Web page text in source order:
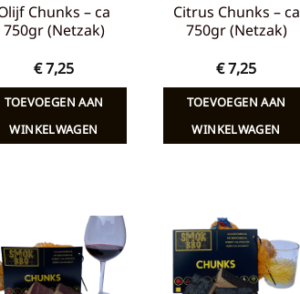
Chunks – ca
750gr (Netzak)
€7,25
TOEVOEGEN AAN
WINKELWAGEN
Citrus Chunks – ca
750gr (Netzak)
€7,25
TOEVOEGEN AAN
WINKELWAGEN
Toevoegen
aan
verlanglijst
Toevoegen
aan
verlanglijst